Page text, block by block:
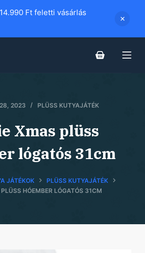
Ft feletti vásárlás
2023 PLÜSS KUTYAJÁTÉK
Xmas plüss
lógatós 31cm
JÁTÉKOK
PLÜSS KUTYAJÁTÉK
HÓEMBER LÓGATÓS 31CM